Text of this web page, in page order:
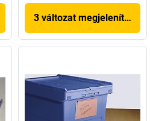
3 változat megjelenítése